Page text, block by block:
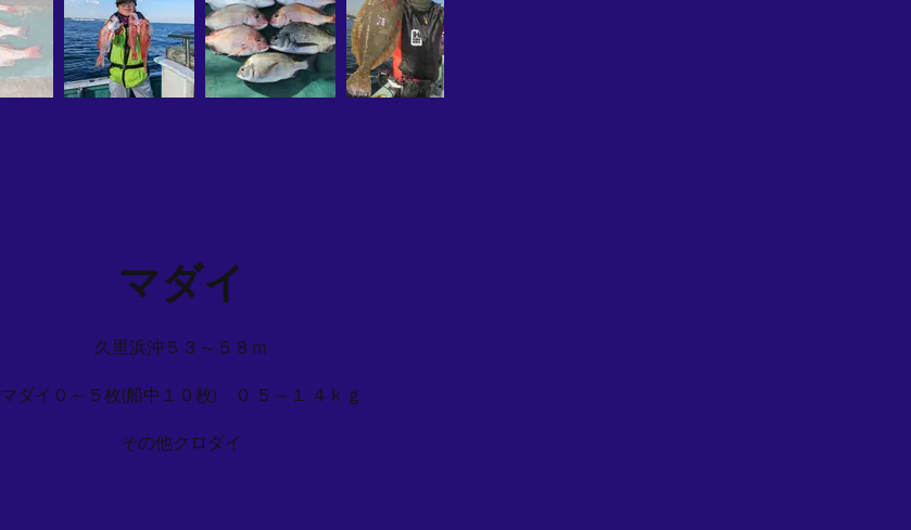
マダイ
久里浜沖５３～５８ｍ
マダイ０～５枚(船中１０枚) ０.５～１.４ｋｇ
その他クロダイ